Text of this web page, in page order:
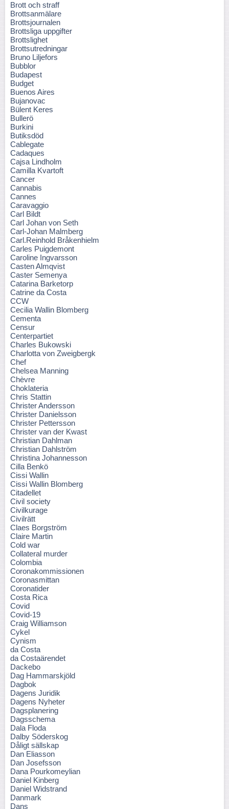
Brott och straff
Brottsanmälare
Brottsjournalen
Brottsliga uppgifter
Brottslighet
Brottsutredningar
Bruno Liljefors
Bubblor
Budapest
Budget
Buenos Aires
Bujanovac
Bülent Keres
Bullerö
Burkini
Butiksdöd
Cablegate
Cadaques
Cajsa Lindholm
Camilla Kvartoft
Cancer
Cannabis
Cannes
Caravaggio
Carl Bildt
Carl Johan von Seth
Carl-Johan Malmberg
Carl.Reinhold Bråkenhielm
Carles Puigdemont
Caroline Ingvarsson
Casten Almqvist
Caster Semenya
Catarina Barketorp
Catrine da Costa
CCW
Cecilia Wallin Blomberg
Cementa
Censur
Centerpartiet
Charles Bukowski
Charlotta von Zweigbergk
Chef
Chelsea Manning
Chèvre
Choklateria
Chris Stattin
Christer Andersson
Christer Danielsson
Christer Pettersson
Christer van der Kwast
Christian Dahlman
Christian Dahlström
Christina Johannesson
Cilla Benkö
Cissi Wallin
Cissi Wallin Blomberg
Citadellet
Civil society
Civilkurage
Civilrätt
Claes Borgström
Claire Martin
Cold war
Collateral murder
Colombia
Coronakommissionen
Coronasmittan
Coronatider
Costa Rica
Covid
Covid-19
Craig Williamson
Cykel
Cynism
da Costa
da Costaärendet
Dackebo
Dag Hammarskjöld
Dagbok
Dagens Juridik
Dagens Nyheter
Dagsplanering
Dagsschema
Dala Floda
Dalby Söderskog
Dåligt sällskap
Dan Eliasson
Dan Josefsson
Dana Pourkomeylian
Daniel Kinberg
Daniel Widstrand
Danmark
Dans